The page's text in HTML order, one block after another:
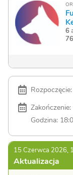
6
76
Godzina:
15 Czerwca 2026,
Aktualizacja